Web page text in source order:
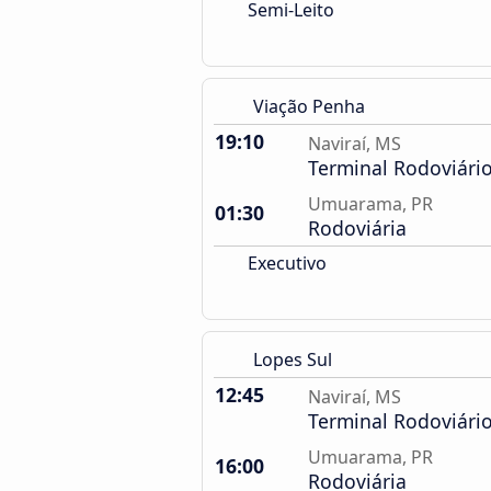
Semi-Leito
Viação Penha
19:10 Naviraí, MS
Terminal
01:30
Umuarama, PR
Rodoviária
Executivo
Lopes Sul
12:45 Naviraí, MS
Terminal
16:00
Umuarama, PR
Rodoviária